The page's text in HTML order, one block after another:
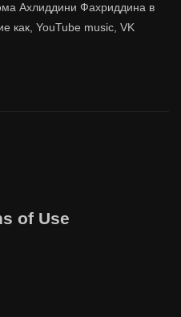
Ахлиддини Фахриддина в
как, YouTube music, VK
of Use